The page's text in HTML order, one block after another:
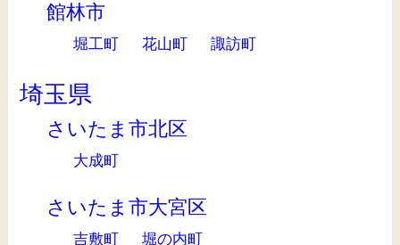
館林市
堀工町 花山町 諏訪町
埼玉県
さいたま市北区
大成町
さいたま市大宮区
吉敷町 堀の内町